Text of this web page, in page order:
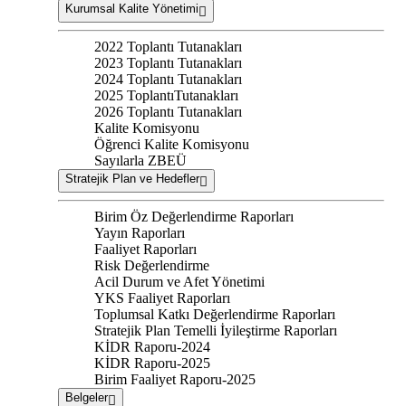
Kurumsal Kalite Yönetimi
2022 Toplantı Tutanakları
2023 Toplantı Tutanakları
2024 Toplantı Tutanakları
2025 ToplantıTutanakları
2026 Toplantı Tutanakları
Kalite Komisyonu
Öğrenci Kalite Komisyonu
Sayılarla ZBEÜ
Stratejik Plan ve Hedefler
Birim Öz Değerlendirme Raporları
Yayın Raporları
Faaliyet Raporları
Risk Değerlendirme
Acil Durum ve Afet Yönetimi
YKS Faaliyet Raporları
Toplumsal Katkı Değerlendirme Raporları
Stratejik Plan Temelli İyileştirme Raporları
KİDR Raporu-2024
KİDR Raporu-2025
Birim Faaliyet Raporu-2025
Belgeler